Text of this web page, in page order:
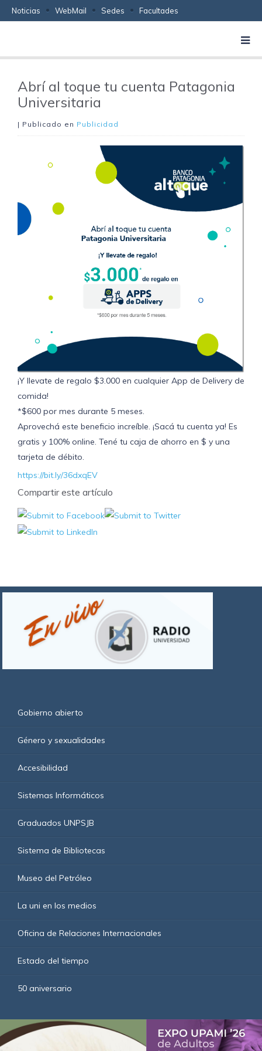
Noticias WebMail Sedes Facultades
Abrí al toque tu cuenta Patagonia
Universitaria
| Publicado en Publicidad
¡Y llevate de regalo $3.000 en cualquier App de Delivery de
comida!
*$600 por mes durante 5 meses.
Aprovechá este beneficio increíble. ¡Sacá tu cuenta ya! Es
gratis y 100% online. Tené tu caja de ahorro en $ y una
tarjeta de débito.
https://bit.ly/36dxqEV
Compartir este artículo
Gobierno abierto
Género y sexualidades
Accesibilidad
Sistemas Informáticos
Graduados UNPSJB
Sistema de Bibliotecas
Museo del Petróleo
La uni en los medios
Oficina de Relaciones Internacionales
Estado del tiempo
50 aniversario